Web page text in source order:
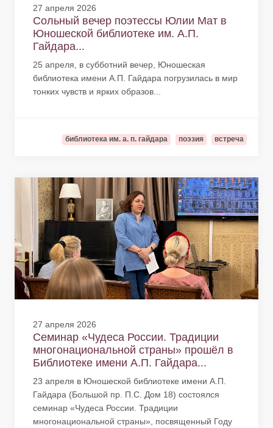
27 апреля 2026
Сольный вечер поэтессы Юлии Мат в
Юношеской библиотеке им. А.П.
Гайдара...
25 апреля, в субботний вечер, Юношеская
библиотека имени А.П. Гайдара погрузилась в мир
тонких чувств и ярких образов...
библиотека им. а. п. гайдара поэзия встреча
27 апреля 2026
Семинар «Чудеса России. Традиции
многонациональной страны» прошёл в
Библиотеке имени А.П. Гайдара...
23 апреля в Юношеской библиотеке имени А.П.
Гайдара (Большой пр. П.С. Дом 18) состоялся
семинар «Чудеса России. Традиции
многонациональной страны», посвященный Году